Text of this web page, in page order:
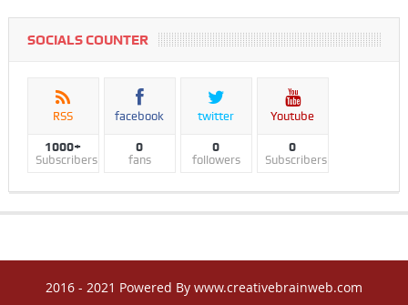
SOCIALS COUNTER
RSS
1000+
Subscribers
facebook
0
fans
twitter
0
followers
Youtube
0
Subscribers
2016 - 2021 Powered By www.creativebrainweb.com